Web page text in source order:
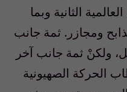
الثانية وبما
ومجازر. ثمة جانب
ولكنْ ثمة جانب آخر
الحركة الصهيونية